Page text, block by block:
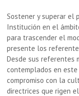
Sostener y superar el
Institución en el
para trascender el
presente los
Desde sus referentes
contemplados en
compromiso con la
directrices que rigen